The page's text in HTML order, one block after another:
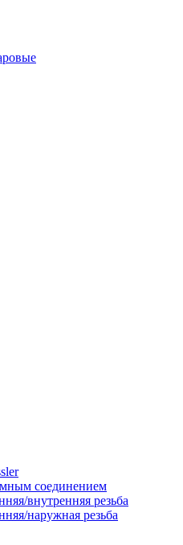
соединением
внутренняя резьба
наружная резьба